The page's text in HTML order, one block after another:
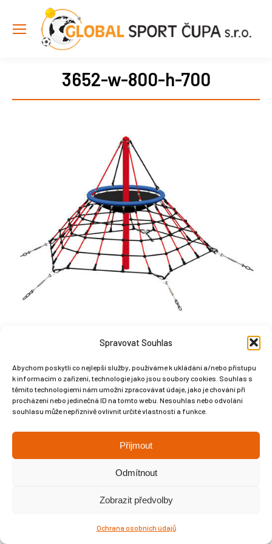
Spravovat Souhlas
Abychom poskytli co nejlepší služby, používáme k ukládání a/nebo přístupu
k informacím o zařízení, technologie jako jsou soubory cookies. Souhlas s
těmito technologiemi nám umožní zpracovávat údaje, jako je chování při
procházení nebo jedinečná ID na tomto webu. Nesouhlas nebo odvolání
souhlasu může nepříznivě ovlivnit určité vlastnosti a funkce.
Přijmout
Odmítnout
Zobrazit předvolby
Ochrana osobních údajů
3652-w-800-h-700
Copyright © Weiron Dynamics, s.r.o. |Tvorba webových stránek
SEO